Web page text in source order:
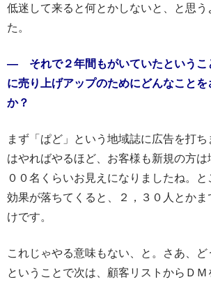
低迷して来ると何とかしないと、と思う
た。
― それで２年間もがいていたというこ
に売り上げアップのためにどんなこと
か？
まず「ぱど」という地域誌に広告を打
はやればやるほど、お客様も新規の方は
００名くらいお見えになりましたね。
効果が落ちてくると、２，３０人とか
けです。
これじゃやる意味もない、と。さあ、ど
ということで次は、顧客リストからＤＭ